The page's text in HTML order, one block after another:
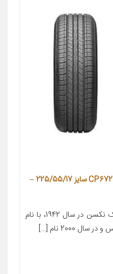
لاستیک خودرو جی پلنت مدل CP672 سایز 225/55/17 –
معرفی محصول کمپانی لاستیک نکسن در سال 1942، با نام